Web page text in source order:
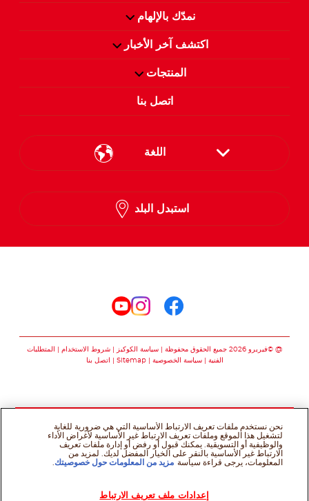
نمدّك بالإلهام
اكتشف آخر الأخبار
المنتجات
اتصل بنا
اللغة
English
استبدل البلد
@ ©فيريرو 2026 جميع الحقوق محفوظة سياسة الكوكيز شروط الاستخدام
المتطلبات
الفنية
سياسة الخصوصية Sitemap اتصل بنا
نحن نستخدم ملفات تعريف الارتباط الأساسية التي هي ضرورية للغاية
لتشغيل هذا الموقع وملفات تعريف الارتباط غير الأساسية لأغراض الأداء
والوظيفية أو التسويقية. يمكنك قبول أو رفض أو إدارة ملفات تعريف
الارتباط غير الأساسية بالنقر على الخيار المفضل لديك. لمزيد من
المعلومات، يرجى قراءة سياسة مزيد من المعلومات حول خصوصيتك
إعدادات ملف تعريف الارتباط